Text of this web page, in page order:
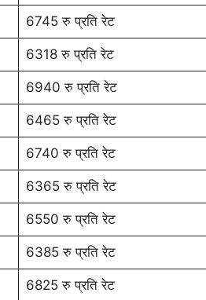
6745 रु प्रति रेट
6318 रु प्रति रेट
6940 रु प्रति रेट
6465 रु प्रति रेट
6740 रु प्रति रेट
6365 रु प्रति रेट
6550 रु प्रति रेट
6385 रु प्रति रेट
6825 रु प्रति रेट